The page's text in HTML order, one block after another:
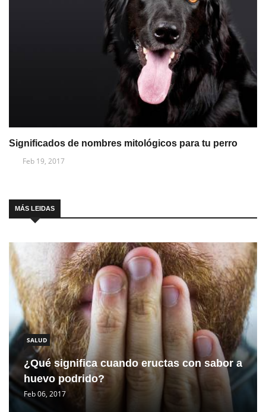
Significados de nombres mitológicos para tu perro
Feb 19, 2017
MÁS LEIDAS
SALUD
¿Qué significa cuando eructas con sabor a
huevo podrido?
Feb 06, 2017